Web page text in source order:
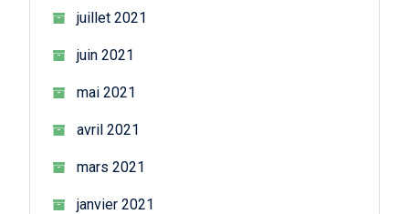
juillet 2021
juin 2021
mai 2021
avril 2021
mars 2021
janvier 2021